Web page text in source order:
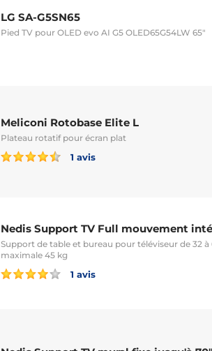
LG SA-G5SN65
Pied TV pour OLED evo AI G5 OLED65G54LW 65"
Meliconi Rotobase Elite L
Plateau rotatif pour écran plat
1 avis
Nedis Support TV Full mouvement
Support de table et bureau pour téléviseur de 32
maximale 45 kg
1 avis